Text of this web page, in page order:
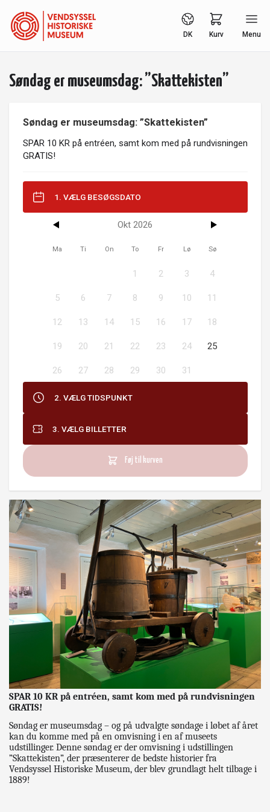
DK Kurv Menu
Søndag er museumsdag: ”Skattekisten”
SPAR 10 KR på entréen, samt kom med på rundvisningen
GRATIS!
Søndag er museumsdag – og på udvalgte søndage i løbet af året
kan du komme med på en omvisning i en af museets
udstillinger. Denne søndag er der omvisning i udstillingen
”Skattekisten”, der præsenterer de bedste historier fra
Vendsyssel Historiske Museum, der blev grundlagt helt tilbage i
1889!
Søndag er museumsdag: ”Skattekisten”
SPAR 10 KR på entréen, samt kom med på rundvisningen
GRATIS!
1. VÆLG BESØGSDATO
Okt 2026
Ma Ti On To Fr Lø Sø
1 2 3 4
5 6 7 8 9 10 11
12 13 14 15 16 17 18
19 20 21 22 23 24 25
26 27 28 29 30 31
2. VÆLG TIDSPUNKT
3. VÆLG BILLETTER
Føj til kurven